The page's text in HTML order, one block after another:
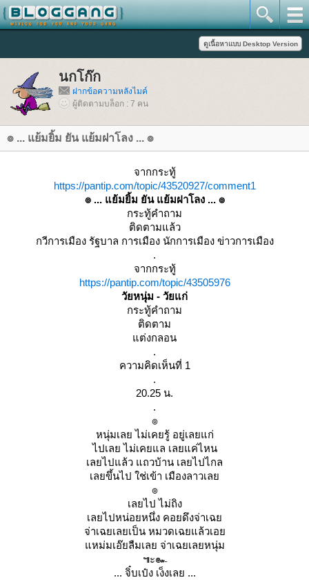
นกโก๊ก
ฝากข้อความหลังไมค์
ผู้ติดตามบล็อก : 7 คน
๏ ... แย้มยิ้ม ยัน แย้มฝาโลง ... ๏
จากกระทู้
https://pantip.com/topic/43520927/comment1
๏ ... แย้มยิ้ม ยัน แย้มฝาโลง ... ๏
กระทู้คำถาม
ติดตามแล้ว
กวีการเมือง รัฐบาล การเมือง นักการเมือง ข่าวการเมือง
.
จากกระทู้
https://pantip.com/topic/43505976
วัยหนุ่ม - วัยแก่
กระทู้คำถาม
ติดตาม
ต่งกลอน
.
ความคิดเห็นที่ 1
.
20.25 น.
.
๏
หนุ่มเลย ไม่เคยรู้ อยู่เลยแก่
ไปเลย ไม่เคยแล เลยแค่ไหน
เลยไปแล้ว แถวบ้าน เลยไปไกล
เลยขึ้นไป ใช่เข้า เมืองลาวเล
๏
เลยไป ไม่ถิง
เลยไปหน่อยหนึ่ง คอยดึงจ่าเฉ
จ่าเฉยเลยเป็น หมวดเฉยแล้วเอ
หม่มเอ๊ยลืมเลย จ่าเฉยเลยหนุ่ม
๚ะ๛
... จิ๋บเป๋ง เง็งเลย ...